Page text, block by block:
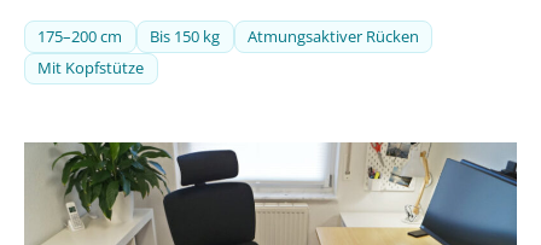
175–200 cm Bis 150 kg
Atmungsaktiver Rücken
Mit Kopfstütze